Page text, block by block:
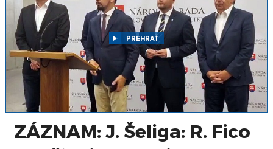
ARCHÍV
PREHRAŤ
ZÁZNAM: J. Šeliga: R. Fico